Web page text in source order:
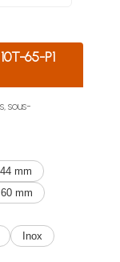
65-P1
sous-
44 mm
60 mm
Inox